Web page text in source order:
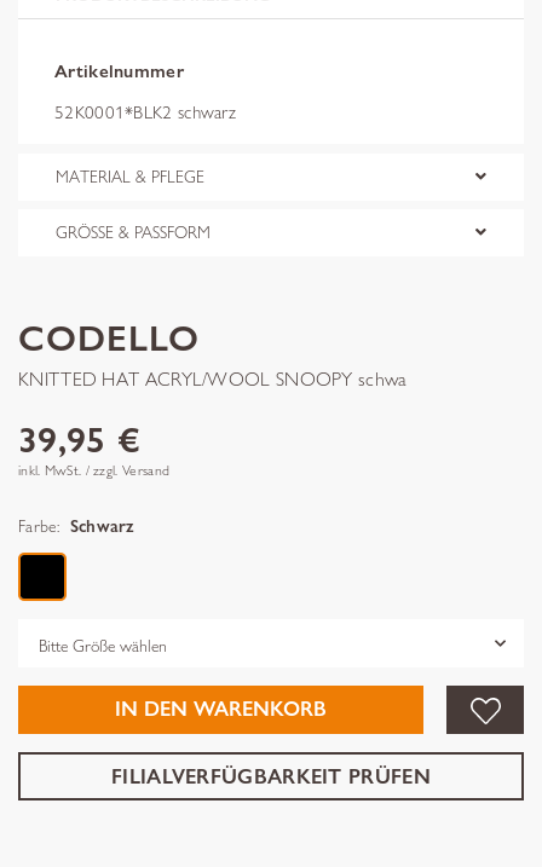
Artikelnummer
52K0001*BLK2 schwarz
MATERIAL & PFLEGE
GRÖSSE & PASSFORM
CODELLO
KNITTED HAT ACRYL/WOOL SNOOPY schwa
39,95 €
inkl. MwSt. / zzgl. Versand
Farbe: Schwarz
IN DEN WARENKORB
FILIALVERFÜGBARKEIT PRÜFEN